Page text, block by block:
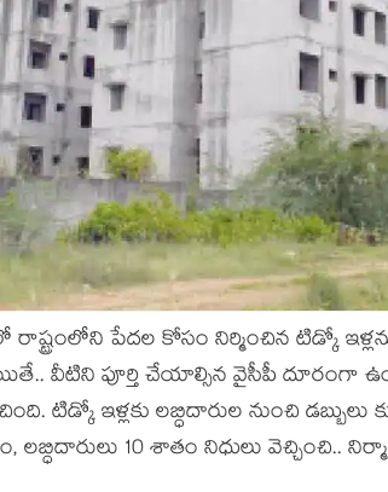
రాష్ట్రంలోని పేద‌ల కోసం నిర్మించిన టిడ్కో
వీటిని పూర్తి చేయాల్సిన వైసీపీ దూరంగా
టిడ్కో ఇళ్ల‌కు ల‌బ్ధిదారుల నుంచి డ‌బ్బులు
ల‌బ్ధిదారులు 10 శాతం నిధులు వెచ్చించి..